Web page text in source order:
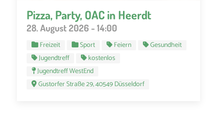
Pizza, Party, OAC in Heerdt
28. August 2026 - 14:00
Freizeit Sport Feiern
Gesundheit
Jugendtreff
kostenlos
Jugendtreff WestEnd
Gustorfer Straße 29, 40549 Düsseldorf